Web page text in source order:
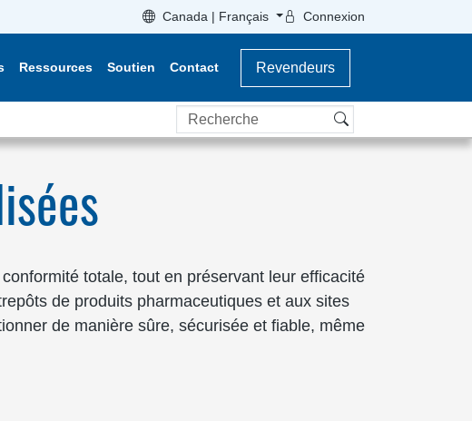
Canada | Français Connexion
Ressources Soutien Contact Revendeurs
Recherche
totale, tout en préservant leur efficacité
de produits pharmaceutiques et aux sites
de manière sûre, sécurisée et fiable, même